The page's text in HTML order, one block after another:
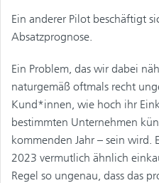
Ein anderer Pilot beschäftigt
Absatzprognose.
Ein Problem, das wir dabei
naturgemäß oftmals recht
Kund*innen, wie hoch ihr
bestimmten Unternehmen
kommenden Jahr – sein wird.
2023 vermutlich ähnlich
Regel so ungenau, dass das